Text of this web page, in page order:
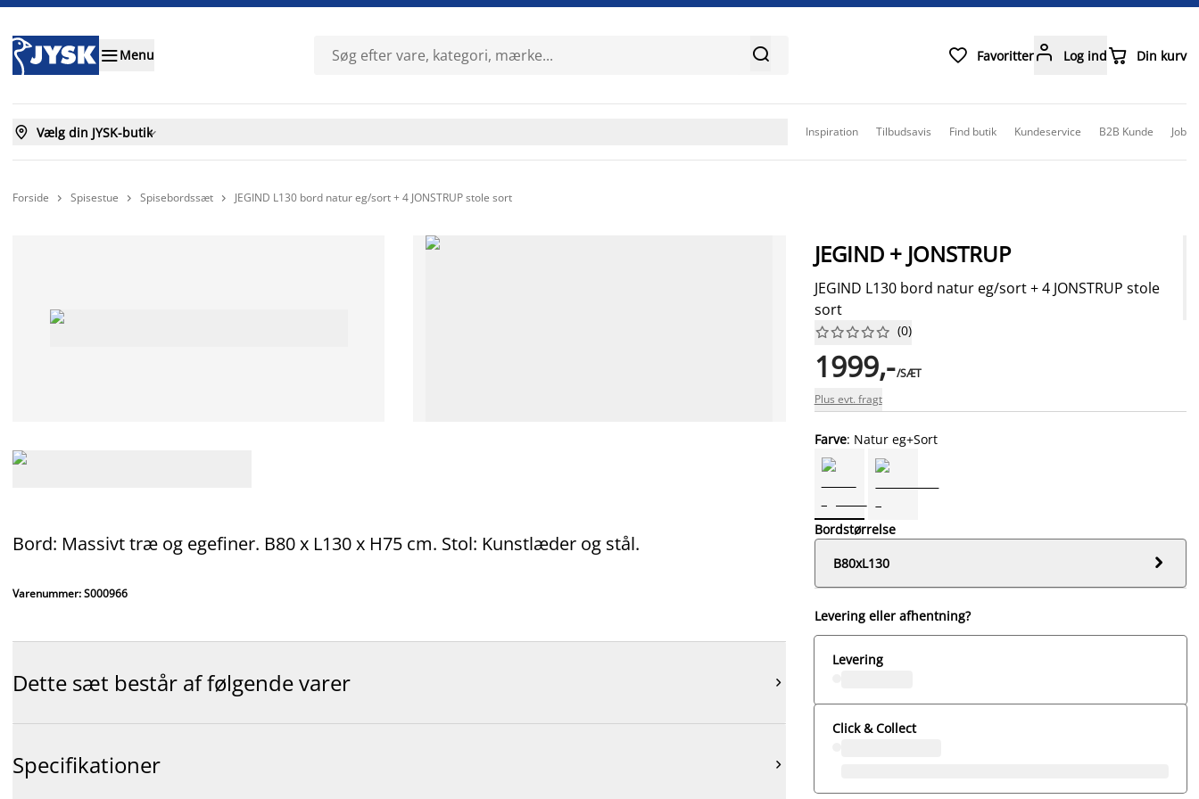
Menu   Favoritter Log ind Din kurv
 Vælg din JYSK-butik Inspiration Tilbudsavis Find butik Kundeservice B2B Kunde Job
Forside  Spisestue  Spisebordssæt  JEGIND L130 bord natur eg/sort + 4 JONSTRUP stole sort
Bord: Massivt træ og egefiner. B80 x L130 x H75 cm. Stol: Kunstlæder og stål.
Varenummer: S000966
Dette sæt består af følgende varer 
Specifikationer 
JEGIND + JONSTRUP
JEGIND L130 bord natur eg/sort + 4 JONSTRUP stole
sort





 (0)
1999,-/SÆT
Plus evt. fragt
Farve: Natur eg+Sort
Bordstørrelse
B80xL130

Levering eller afhentning?
Levering
Click & Collect